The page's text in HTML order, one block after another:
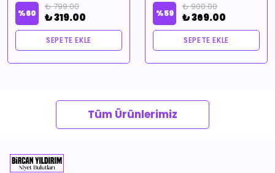
%60
₺ 799.00
₺ 319.00
SEPETE EKLE
%59
₺ 900.00
₺ 369.00
SEPETE EKLE
Tüm Ürünlerimiz